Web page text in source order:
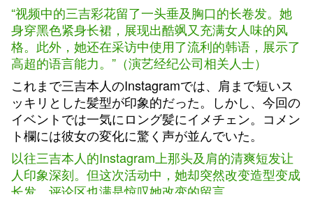
“视频中的三吉彩花留了一头垂及胸口的长卷发。她
身穿黑色紧身长裙，展现出酷飒又充满女人味的风
格。此外，她还在采访中使用了流利的韩语，展示了
高超的语言能力。”（演艺经纪公司相关人士）
これまで三吉本人のInstagramでは、肩まで短いス
ッキリとした髪型が印象的だった。しかし、今回の
イベントでは一気にロング髪にイメチェン。コメン
ト欄には彼女の変化に驚く声が並んでいた。
以往三吉本人的Instagram上那头及肩的清爽短发让
人印象深刻。但这次活动中，她却突然改变造型变成
长发。评论区也满是惊叹她改变的留言。